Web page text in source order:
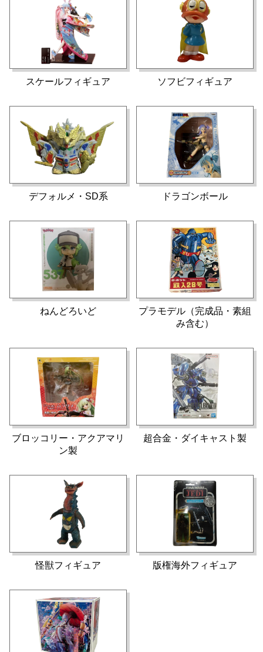
スケールフィギュア ソフビフィギュア
デフォルメ・SD系 ドラゴンボール
ねんどろいど
プラモデル（完成品・素組
み含む）
ブロッコリー・アクアマリ
ン製
超合金・ダイキャスト製
怪獣フィギュア 版権海外フィギュア